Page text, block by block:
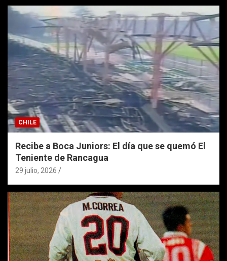
CHILE
Recibe a Boca Juniors: El día que se quemó El
Teniente de Rancagua
29 julio, 2026